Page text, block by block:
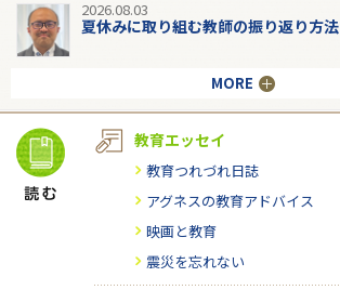
2026.08.03
夏休みに取り組む教師の振り返り方法
MORE
教育エッセイ
教育つれづれ日誌
アグネスの教育アドバイス
映画と教育
震災を忘れない